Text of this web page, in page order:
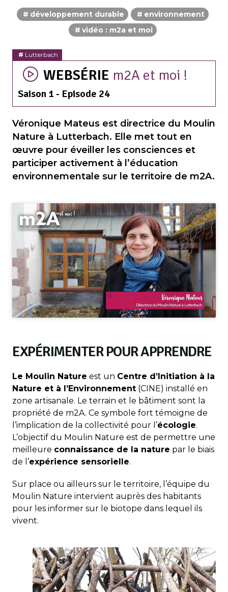
développement durable
environnement
vidéo : m2a et moi
Lutterbach
WEBSÉRIE m2A et moi !
Saison 1 - Episode 24
Véronique Mateus est directrice du Moulin
Nature à Lutterbach. Elle met tout en
œuvre pour éveiller les consciences et
participer activement à l’éducation
environnementale sur le territoire de m2A.
EXPÉRIMENTER POUR APPRENDRE
Le Moulin Nature est un Centre d’Initiation à la
Nature et à l’Environnement (CINE) installé en
zone artisanale. Le terrain et le bâtiment sont la
propriété de m2A. Ce symbole fort témoigne de
l’implication de la collectivité pour l’écologie.
L’objectif du Moulin Nature est de permettre une
meilleure connaissance de la nature par le biais
de l’expérience sensorielle.
Sur place ou ailleurs sur le territoire, l’équipe du
Moulin Nature intervient auprès des habitants
pour les informer sur le biotope dans lequel ils
vivent.